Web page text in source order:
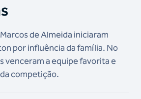
de Almeida iniciaram
por influência da família. No
venceram a equipe favorita e
competição.